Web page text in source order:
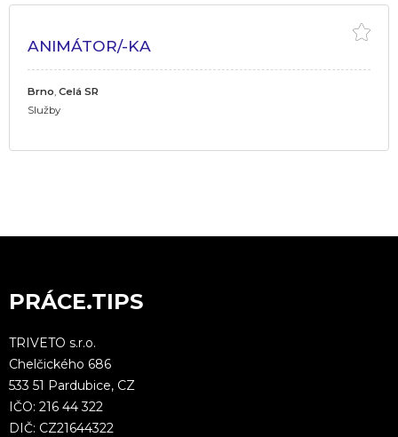
ANIMÁTOR/-KA
Brno Celá SR
Služby
PRÁCE.TIPS
TRIVETO s.r.o.
Chelčického 686
533 51 Pardubice, CZ
IČO: 216 44 322
DIČ: CZ21644322